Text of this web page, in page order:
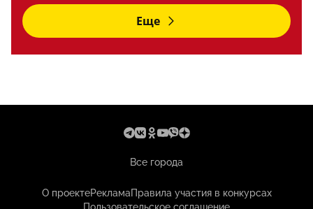
Еще
Все города
О проектеРекламаПравила участия в конкурсах